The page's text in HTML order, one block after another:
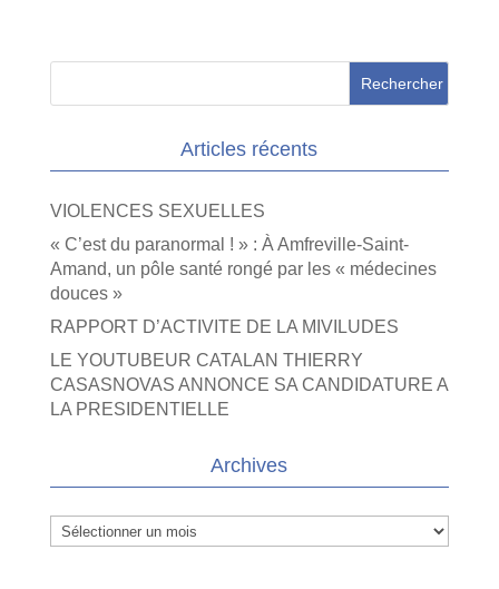
Articles récents
VIOLENCES SEXUELLES
« C’est du paranormal ! » : À Amfreville-Saint-
Amand, un pôle santé rongé par les « médecines
douces »
RAPPORT D’ACTIVITE DE LA MIVILUDES
LE YOUTUBEUR CATALAN THIERRY
CASASNOVAS ANNONCE SA CANDIDATURE A
LA PRESIDENTIELLE
Archives
Archives